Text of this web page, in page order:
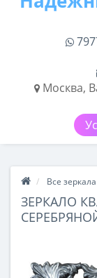
Москва,
Все
ЗЕРКАЛО